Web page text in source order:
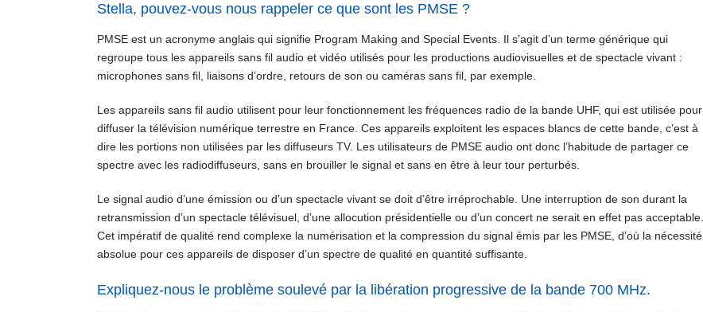
Stella, pouvez-vous nous rappeler ce que sont les PMSE ?
PMSE est un acronyme anglais qui signifie Program Making and Special Events. Il s’agit d’un terme générique qui
regroupe tous les appareils sans fil audio et vidéo utilisés pour les productions audiovisuelles et de spectacle vivant :
microphones sans fil, liaisons d’ordre, retours de son ou caméras sans fil, par exemple.
Les appareils sans fil audio utilisent pour leur fonctionnement les fréquences radio de la bande UHF, qui est utilisée pour
diffuser la télévision numérique terrestre en France. Ces appareils exploitent les espaces blancs de cette bande, c’est à
dire les portions non utilisées par les diffuseurs TV. Les utilisateurs de PMSE audio ont donc l’habitude de partager ce
spectre avec les radiodiffuseurs, sans en brouiller le signal et sans en être à leur tour perturbés.
Le signal audio d’une émission ou d’un spectacle vivant se doit d’être irréprochable. Une interruption de son durant la
retransmission d’un spectacle télévisuel, d’une allocution présidentielle ou d’un concert ne serait en effet pas acceptable.
Cet impératif de qualité rend complexe la numérisation et la compression du signal émis par les PMSE, d’où la nécessité
absolue pour ces appareils de disposer d’un spectre de qualité en quantité suffisante.
Expliquez-nous le problème soulevé par la libération progressive de la bande 700 MHz.